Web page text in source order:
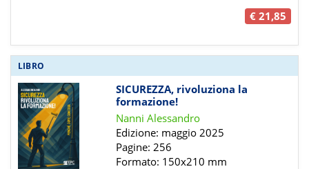
€ 21,85
LIBRO
SICUREZZA, rivoluziona la
formazione!
Nanni Alessandro
Edizione: maggio 2025
Pagine: 256
Formato: 150x210 mm